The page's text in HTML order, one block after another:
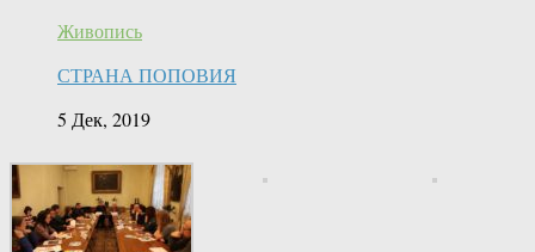
Живопись
СТРАНА ПОПОВИЯ
5 Дек, 2019